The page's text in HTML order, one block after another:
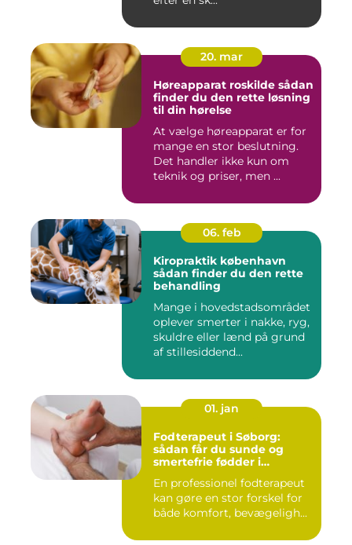
20. mar
Høreapparat roskilde sådan
finder du den rette løsning
til din hørelse
At vælge høreapparat er for
mange en stor beslutning.
Det handler ikke kun om
teknik og priser, men ...
06. feb
Kiropraktik københavn
sådan finder du den rette
behandling
Mange i hovedstadsområdet
oplever smerter i nakke, ryg,
skuldre eller lænd på grund
af stillesiddend...
01. jan
Fodterapeut i Søborg:
sådan får du sunde og
smertefrie fødder i
En professionel fodterapeut
kan gøre en stor forskel for
både komfort, bevægeligh...